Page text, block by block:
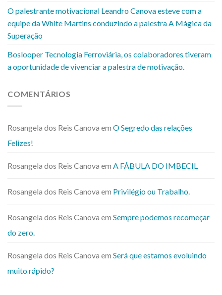
O palestrante motivacional Leandro Canova esteve com a
equipe da White Martins conduzindo a palestra A Mágica da
Superação
Boslooper Tecnologia Ferroviária, os colaboradores tiveram
a oportunidade de vivenciar a palestra de motivação.
COMENTÁRIOS
Rosangela dos Reis Canova em O Segredo das relações
Felizes!
Rosangela dos Reis Canova em A FÁBULA DO IMBECIL
Rosangela dos Reis Canova em Privilégio ou Trabalho.
Rosangela dos Reis Canova em Sempre podemos recomeçar
do zero.
Rosangela dos Reis Canova em Será que estamos evoluindo
muito rápido?